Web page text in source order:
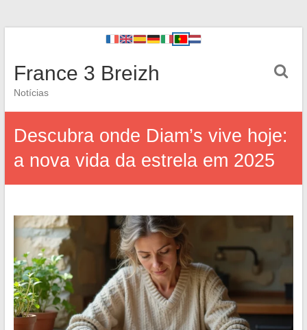
France 3 Breizh
Notícias
Descubra onde Diam’s vive hoje:
a nova vida da estrela em 2025